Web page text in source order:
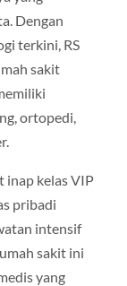
Dengan
terkini, RS
sakit
ortopedi,
inap kelas VIP
pribadi
intensif
sakit ini
yang